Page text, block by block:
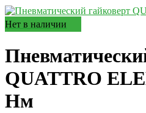
Нет в наличии
QUATTRO
Нм